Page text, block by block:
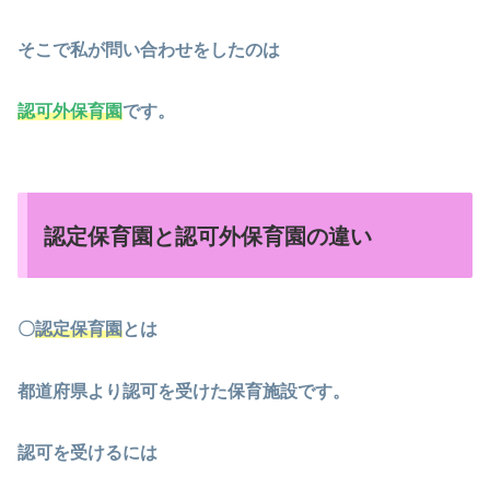
そこで私が問い合わせをしたのは
認可外保育園です。
認定保育園と認可外保育園の違い
〇認定保育園とは
都道府県より認可を受けた保育施設です。
認可を受けるには